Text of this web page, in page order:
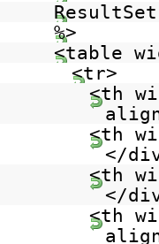
%>
<table
<tr>
<th
<th
</
<th
</
<th